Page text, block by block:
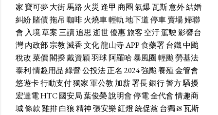
家寶可夢大街馬路 火災 逢甲 商圈氣爆瓦斯意外結婚
糾紛賭債拖吊 咖啡火燒車輕軌地下道停車賣場婦聯
會 入境草案三讀追思逝世優惠旅客 空汙駕駛影響台
灣內政部宗教滅香文化龍山寺APP食藥署台鐵中颱
稅改菜價閣揆戴資穎羽球阿羅哈暴風圈輕颱勞基法
泰利情趣用品綠營公投法正名 2024強颱養殖金管會
悠遊卡行動支付獨家軍公教 加薪署長銀行警方騷擾
宏達電HTC國安局葉俊榮說明會停電全代會情趣商
城條款雞排白狼精神張安樂紅燈統促黨台獨i8瓦斯